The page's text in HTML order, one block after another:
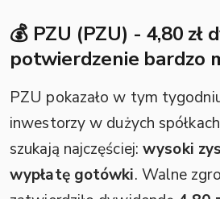
💰 PZU (PZU) - 4,80 zł
potwierdzenie bardzo
PZU pokazało w tym
inwestorzy w dużych
szukają najczęściej:wysoki
wypłatę gotówki. Walne